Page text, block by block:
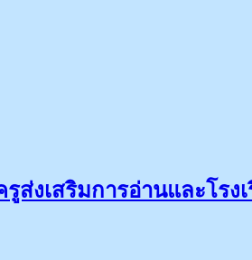
ส่งเสริมการอ่านและโรง